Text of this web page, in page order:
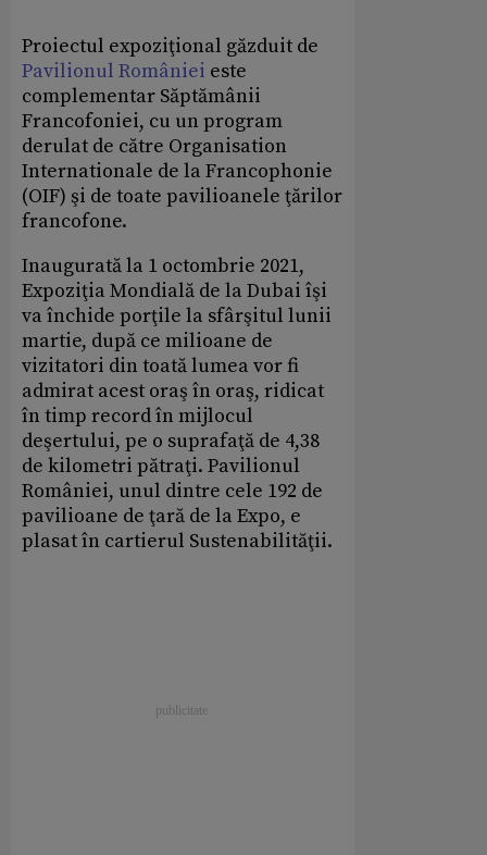
Proiectul expoziţional găzduit de
Pavilionul României este
complementar Săptămânii
Francofoniei, cu un program
derulat de către Organisation
Internationale de la Francophonie
(OIF) şi de toate pavilioanele ţărilor
francofone.
Inaugurată la 1 octombrie 2021,
Expoziţia Mondială de la Dubai îşi
va închide porţile la sfârşitul lunii
martie, după ce milioane de
vizitatori din toată lumea vor fi
admirat acest oraş în oraş, ridicat
în timp record în mijlocul
deşertului, pe o suprafaţă de 4,38
de kilometri pătraţi. Pavilionul
României, unul dintre cele 192 de
pavilioane de ţară de la Expo, e
plasat în cartierul Sustenabilităţii.